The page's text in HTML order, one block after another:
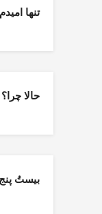
تنها امیدم
حالا چرا؟
بیستُ